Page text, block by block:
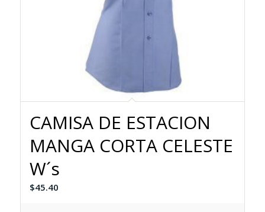
CAMISA DE ESTACION
MANGA CORTA CELESTE
W´s
$45.40